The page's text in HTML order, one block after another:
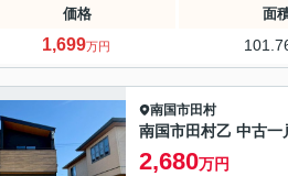
価格 面
1,699万円
南国市田村
南国市田村乙 中古一
2,680万円